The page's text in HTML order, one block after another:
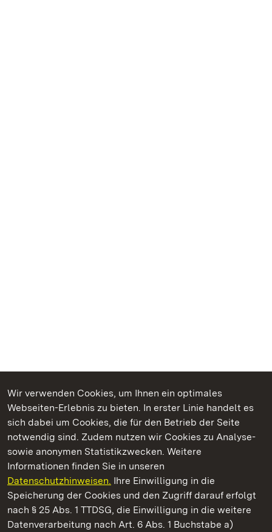
Wir verwenden Cookies, um Ihnen ein optimales
Webseiten-Erlebnis zu bieten. In erster Linie handelt es
sich dabei um Cookies, die für den Betrieb der Seite
notwendig sind. Zudem nutzen wir Cookies zu Analyse-
sowie anonymen Statistikzwecken. Weitere
Informationen finden Sie in unseren
Datenschutzhinweisen. Ihre Einwilligung in die
Speicherung der Cookies und den Zugriff darauf erfolgt
nach § 25 Abs. 1 TTDSG, die Einwilligung in die weitere
Datenverarbeitung nach Art. 6 Abs. 1 Buchstabe a)
Kommen. Staunen. Genießen.
Staatliche Schlösser und Gärten Baden‑Württemberg
Staatliche Schlösser und Gärten Baden-Württemberg